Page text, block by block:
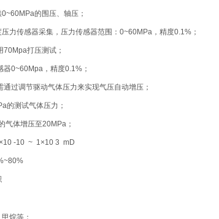
的围压、轴压；
力传感器采集，压力传感器范围：0~60MPa，精度0.1%；
打压测试；
器0~60Mpa，精度0.1%；
过调节驱动气体压力来实现气压自动增压；
的测试气体压力；
气体增压至20MPa；
-10 ~ 1×10 3 mD
烷等；